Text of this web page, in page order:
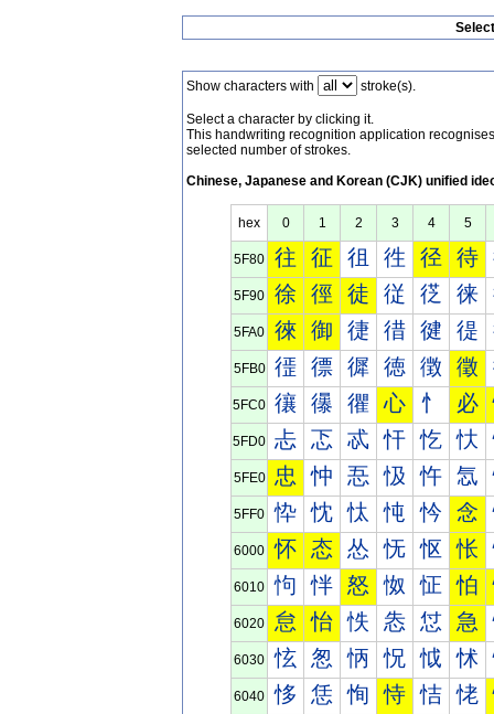
Show characters with stroke(s).
Select a character by clicking it.
This handwriting recognition application
selected number of strokes.
Chinese, Japanese and Korean (CJK) unified
hex 0 1 2 3 4 5
5F80 往 征 徂 徃 径 待
5F90 徐 徑 徒 従 徔 徕
5FA0 徠 御 徢 徣 徤 徥
5FB0 徰 徱 徲 徳 徴 徵
5FC0 忀 忁 忂 心 忄 必
5FD0 忐 忑 忒 忓 忔 忕
5FE0 忠 忡 忢 忣 忤 忥
5FF0 忰 忱 忲 忳 忴 念
6000 怀 态 怂 怃 怄 怅
6010 怐 怑 怒 怓 怔 怕
6020 怠 怡 怢 怣 怤 急
6030 怰 怱 怲 怳 怴 怵
6040 恀 恁 恂 恃 恄 恅